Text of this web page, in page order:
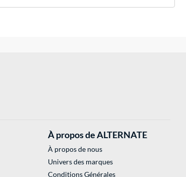
À propos de ALTERNATE
À propos de nous
Univers des marques
Conditions Générales